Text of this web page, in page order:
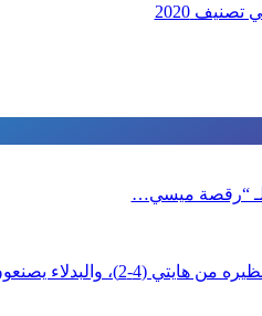
2020
لـ “رقصة ميسي…